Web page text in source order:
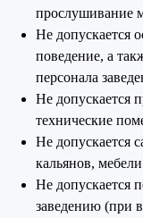
прослушивание
Не допускается
поведение, а
персонала
Не допускается
технические
Не допускается
кальянов,
Не допускается
заведению (при